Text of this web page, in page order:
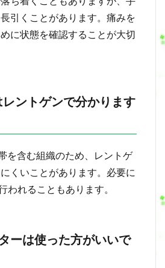
引くことがあります。痛みを
に状態を確認することが大切
レントゲンで分かります
を含む組織のため、レントゲ
くいことがあります。必要に
われることもあります。
ーは使った方がいいで